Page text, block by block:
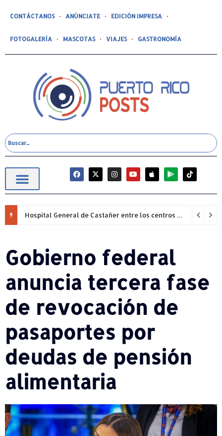
CONTÁCTANOS ANÚNCIATE EDICIÓN IMPRESA
FOTOGALERÍA MASCOTAS VIAJES GASTRONOMÍA
Hospital General de Castañer entre los centros de salud comunitarios con mejor desempeño clínico de Estados Unidos
Gobierno federal
anuncia tercera fase
de revocación de
pasaportes por
deudas de pensión
alimentaria